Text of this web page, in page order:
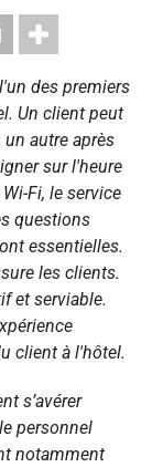
des premiers
Un client peut
un autre après
sur l'heure
Fi, le service
questions
essentielles.
les clients.
et serviable.
client à l'hôtel.
s’avérer
personnel
notamment